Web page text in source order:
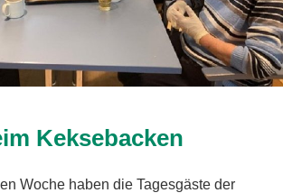
Keksebacken
Woche haben die Tagesgäste der